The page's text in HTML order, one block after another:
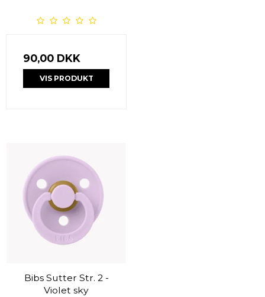
90,00 DKK
VIS PRODUKT
Bibs Sutter Str. 2 -
Violet sky